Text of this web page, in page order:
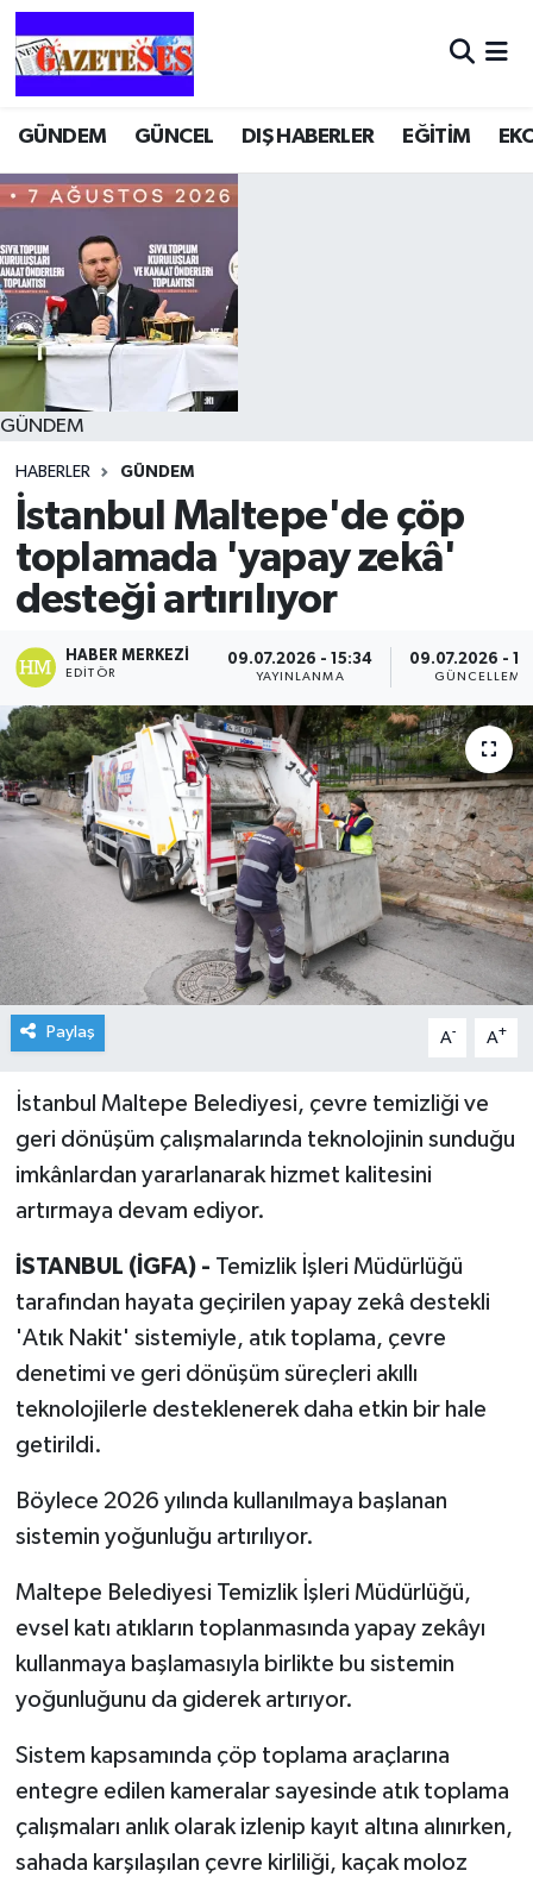
GÜNDEM GÜNCEL DIŞ HABERLER EĞİTİM
GÜNDEM
HABERLER GÜNDEM
İstanbul Maltepe'de çöp
toplamada 'yapay zekâ'
desteği artırılıyor
HABER MERKEZI
EDITÖR
09.07.2026 - 15:34
YAYINLANMA
09.07.2026 -
GÜNCELLEME
Paylaş A- A+
İstanbul Maltepe Belediyesi, çevre temizliği ve
geri dönüşüm çalışmalarında teknolojinin sunduğu
imkânlardan yararlanarak hizmet kalitesini
artırmaya devam ediyor.
İSTANBUL (İGFA) - Temizlik İşleri Müdürlüğü
tarafından hayata geçirilen yapay zekâ destekli
'Atık Nakit' sistemiyle, atık toplama, çevre
denetimi ve geri dönüşüm süreçleri akıllı
teknolojilerle desteklenerek daha etkin bir hale
getirildi.
Böylece 2026 yılında kullanılmaya başlanan
sistemin yoğunluğu artırılıyor.
Maltepe Belediyesi Temizlik İşleri Müdürlüğü,
evsel katı atıkların toplanmasında yapay zekâyı
kullanmaya başlamasıyla birlikte bu sistemin
yoğunluğunu da giderek artırıyor.
Sistem kapsamında çöp toplama araçlarına
entegre edilen kameralar sayesinde atık toplama
çalışmaları anlık olarak izlenip kayıt altına alınırken,
sahada karşılaşılan çevre kirliliği, kaçak moloz